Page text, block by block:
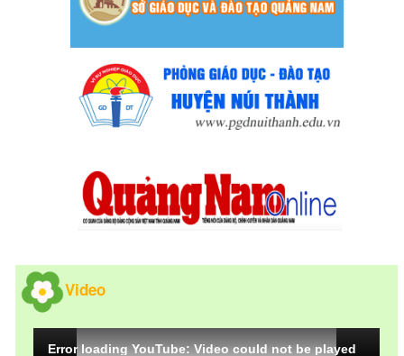
Video
Error loading YouTube: Video could not be played